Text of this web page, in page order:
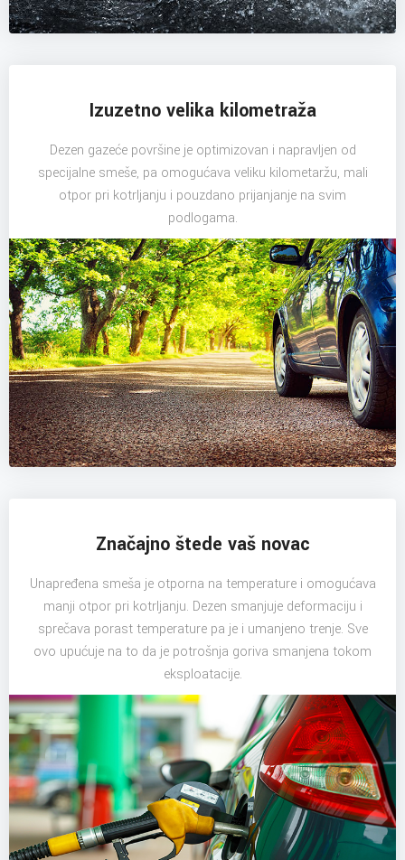
Izuzetno velika kilometraža
Dezen gazeće površine je optimizovan i napravljen od
specijalne smeše, pa omogućava veliku kilometaržu, mali
otpor pri kotrljanju i pouzdano prijanjanje na svim
podlogama.
Značajno štede vaš novac
Unapređena smeša je otporna na temperature i omogućava
manji otpor pri kotrljanju. Dezen smanjuje deformaciju i
sprečava porast temperature pa je i umanjeno trenje. Sve
ovo upućuje na to da je potrošnja goriva smanjena tokom
eksploatacije.